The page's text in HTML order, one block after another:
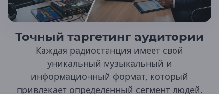
Точный таргетинг аудитории
Каждая радиостанция имеет свой
уникальный музыкальный и
информационный формат, который
привлекает определенный сегмент людей.
Петрозаводск
Республика Коми
Воркута
Инта
Печора
Сыктывкар
Усинск
Ухта